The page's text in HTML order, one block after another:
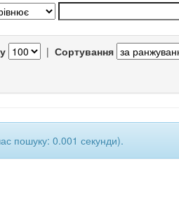
| Сортування
пошуку: 0.001 секунди).